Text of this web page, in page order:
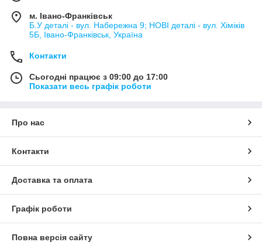
м. Івано-Франківськ
Б.У деталі - вул. Набережна 9; НОВІ деталі - вул. Хіміків
5Б, Івано-Франківськ, Україна
Контакти
Сьогодні працює з 09:00 до 17:00
Показати весь графік роботи
Про нас
Контакти
Доставка та оплата
Графік роботи
Повна версія сайту